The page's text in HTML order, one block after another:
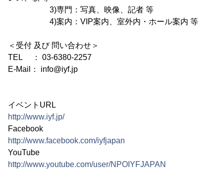
3)専門：写真、映像、記者 等
4)案内：VIP案内、室外内・ホール案内 等
＜受付 及び 問い合わせ＞
TEL ： 03-6380-2257
E-Mail： info@iyf.jp
イベントURL
http://www.iyf.jp/
Facebook
http://www.facebook.com/iyfjapan
YouTube
http://www.youtube.com/user/NPOIYFJAPAN